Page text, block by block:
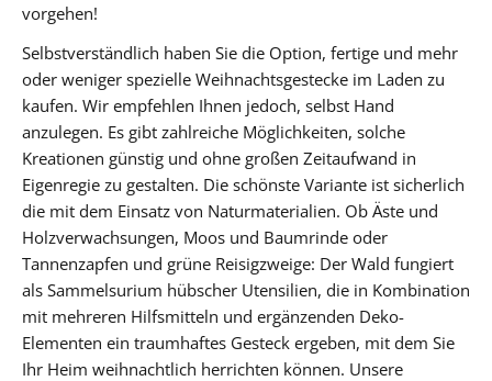
vorgehen!
Selbstverständlich haben Sie die Option, fertige und mehr
oder weniger spezielle Weihnachtsgestecke im Laden zu
kaufen. Wir empfehlen Ihnen jedoch, selbst Hand
anzulegen. Es gibt zahlreiche Möglichkeiten, solche
Kreationen günstig und ohne großen Zeitaufwand in
Eigenregie zu gestalten. Die schönste Variante ist sicherlich
die mit dem Einsatz von Naturmaterialien. Ob Äste und
Holzverwachsungen, Moos und Baumrinde oder
Tannenzapfen und grüne Reisigzweige: Der Wald fungiert
als Sammelsurium hübscher Utensilien, die in Kombination
mit mehreren Hilfsmitteln und ergänzenden Deko-
Elementen ein traumhaftes Gesteck ergeben, mit dem Sie
Ihr Heim weihnachtlich herrichten können. Unsere